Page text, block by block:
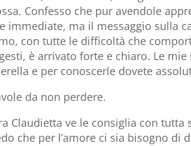
Confesso che pur avendole
immediate, ma il messaggio sulla
con tutte le difficoltà che
è arrivato forte e chiaro. Le
e per conoscerle dovete
da non perdere.
Claudietta ve le consiglia con
che per l’amore ci sia bisogno di